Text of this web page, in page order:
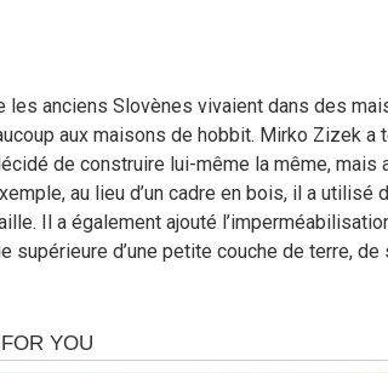
les anciens Slovènes vivaient dans des
aux maisons de hobbit. Mirko Zizek a
de construire lui-même la même,
au lieu d’un cadre en bois, il a utilisé
Il a également ajouté
supérieure d’une petite couche de terre,